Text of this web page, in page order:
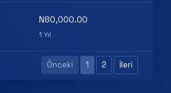
N80,000.00
1 Yıl
Önceki 1 2 İleri